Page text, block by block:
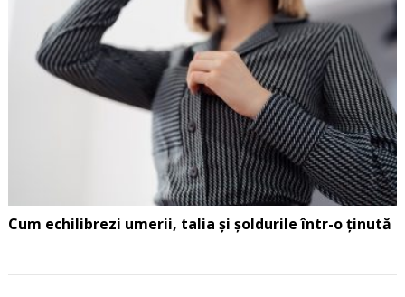
Cum echilibrezi umerii, talia și șoldurile într-o ținută